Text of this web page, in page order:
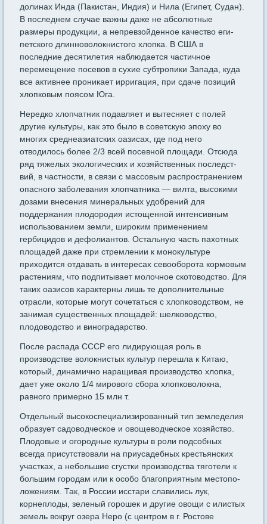
долинах Инда (Пакистан, Индия) и Нила (Египет, Судан).
В последнем случае важны даже не абсолютные
размеры продукции, а непревзойденное качество еги­
петского длинноволокнистого хлопка. В США в
последние десяти­летия наблюдается частичное
перемещение посевов в сухие субтро­пики Запада, куда
все активнее проникает ирригация, при сдаче позиций
хлопковым поясом Юга.
Нередко хлопчатник подавляет и вытесняет с полей
другие куль­туры, как это было в советскую эпоху во
многих среднеазиатских оазисах, где под него
отводилось более 2/3 всей посевной площа­ди. Отсюда
ряд тяжелых экологических и хозяйственных последст­
вий, в частности, в связи с массовым распространением
опасного заболевания хлопчатника — вилта, высокими
дозами внесения мине­ральных удобрений для
поддержания плодородия истощенной интен­сивным
использованием земли, широким применением
гербицидов и дефолиантов. Остальную часть пахотных
площадей даже при стрем­лении к монокультуре
приходится отдавать в интересах севооборо­та кормовым
растениям, что подпитывает молочное скотоводство. Для
таких оазисов характерны лишь те дополнительные
отрасли, которые могут сочетаться с хлопководством, не
занимая сущест­венных площадей: шелководство,
плодоводство и виноградарство.
После распада СССР его лидирующая роль в
производстве во­локнистых культур перешла к Китаю,
который, динамично наращи­вая производство хлопка,
дает уже около 1/4 мирового сбора хлопковолокна,
равного примерно 15 млн т.
Отдельный высокоспециализированный тип земледелия
образу­ет садоводческое и овощеводческое хозяйство.
Плодовые и ого­родные культуры в роли подсобных
всегда присутствовали на при­усадебных крестьянских
участках, а небольшие сгустки производства тяготели к
большим городам или к особо благоприятным местопо­
ложениям. Так, в России исстари славились лук,
корнеплоды, зеле­ный горошек и другие овощи с илистых
земель вокруг озера Неро (с центром в г. Ростове